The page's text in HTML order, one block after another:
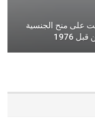
على منح الجنسية
1976